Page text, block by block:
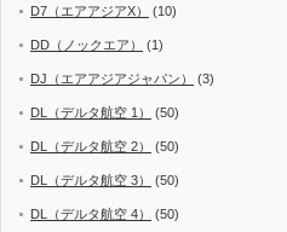
D7（エアアジアX） (10)
DD（ノックエア） (1)
DJ（エアアジアジャパン） (3)
DL（デルタ航空 1） (50)
DL（デルタ航空 2） (50)
DL（デルタ航空 3） (50)
DL（デルタ航空 4） (50)